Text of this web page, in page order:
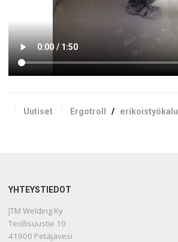
Uutiset Ergotroll / erikoistyökalu
YHTEYSTIEDOT
JTM Welding Ky
Teollisuustie 10
41900 Petäjävesi